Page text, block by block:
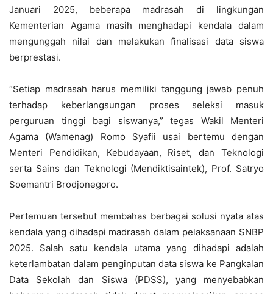
Januari 2025, beberapa madrasah di lingkungan
Kementerian Agama masih menghadapi kendala dalam
mengunggah nilai dan melakukan finalisasi data siswa
berprestasi.
“Setiap madrasah harus memiliki tanggung jawab penuh
terhadap keberlangsungan proses seleksi masuk
perguruan tinggi bagi siswanya,” tegas Wakil Menteri
Agama (Wamenag) Romo Syafii usai bertemu dengan
Menteri Pendidikan, Kebudayaan, Riset, dan Teknologi
serta Sains dan Teknologi (Mendiktisaintek), Prof. Satryo
Soemantri Brodjonegoro.
Pertemuan tersebut membahas berbagai solusi nyata atas
kendala yang dihadapi madrasah dalam pelaksanaan SNBP
2025. Salah satu kendala utama yang dihadapi adalah
keterlambatan dalam penginputan data siswa ke Pangkalan
Data Sekolah dan Siswa (PDSS), yang menyebabkan